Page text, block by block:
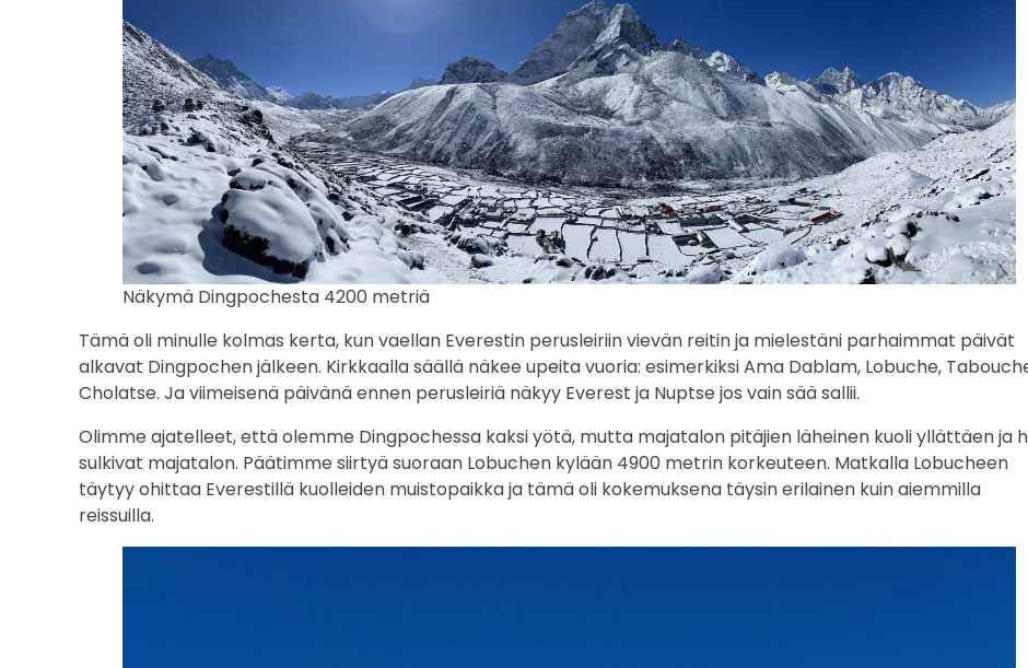
Näkymä Dingpochesta 4200 metriä
Tämä oli minulle kolmas kerta, kun vaellan Everestin perusleiriin vievän reitin ja mielestäni parhaimmat päivät
alkavat Dingpochen jälkeen. Kirkkaalla säällä näkee upeita vuoria: esimerkiksi Ama Dablam, Lobuche,
Cholatse. Ja viimeisenä päivänä ennen perusleiriä näkyy Everest ja Nuptse jos vain sää sallii.
Olimme ajatelleet, että olemme Dingpochessa kaksi yötä, mutta majatalon pitäjien läheinen kuoli yllättäen ja
sulkivat majatalon. Päätimme siirtyä suoraan Lobuchen kylään 4900 metrin korkeuteen. Matkalla Lobucheen
täytyy ohittaa Everestillä kuolleiden muistopaikka ja tämä oli kokemuksena täysin erilainen kuin aiemmilla
reissuilla.